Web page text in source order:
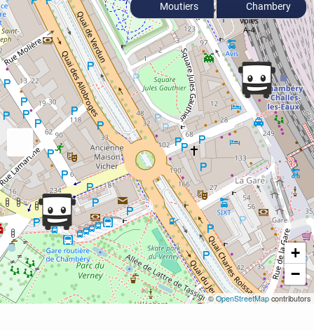
+
−
©OpenStreetMap contributors
Moutiers Chambery